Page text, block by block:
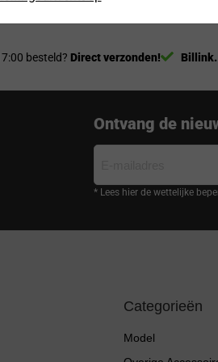
besteld? Direct verzonden! Billink.
Ontvang de
* Lees hier de wettelijke
Categorieën
Model